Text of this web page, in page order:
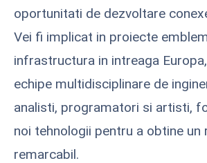
oportunitati de dezvoltare
Vei fi implicat in proiecte
infrastructura in intreaga
echipe multidisciplinare de
analisti, programatori si artisti,
noi tehnologii pentru a obtine un
remarcabil.